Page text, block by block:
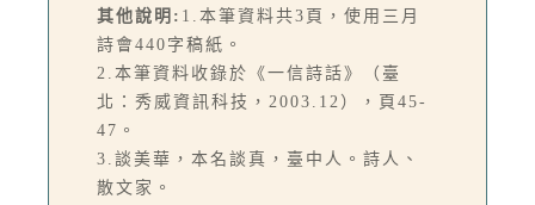
其他說明: 1.本筆資料共3頁，使用三月
詩會440字稿紙。
2.本筆資料收錄於《一信詩話》（臺
北：秀威資訊科技，2003.12），頁45-
47。
3.談美華，本名談真，臺中人。詩人、
散文家。